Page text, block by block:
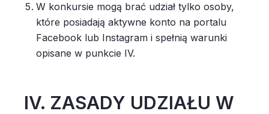
W konkursie mogą brać udział tylko osoby,
które posiadają aktywne konto na portalu
Facebook lub Instagram i spełnią warunki
opisane w punkcie IV.
IV. ZASADY UDZIAŁU W